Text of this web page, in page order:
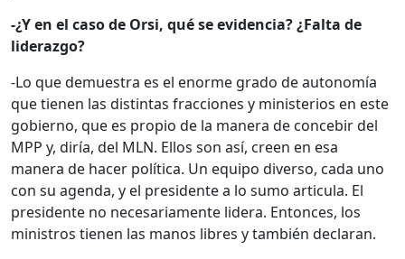
-¿Y en el caso de Orsi, qué se evidencia? ¿Falta de
liderazgo?
-Lo que demuestra es el enorme grado de autonomía
que tienen las distintas fracciones y ministerios en este
gobierno, que es propio de la manera de concebir del
MPP y, diría, del MLN. Ellos son así, creen en esa
manera de hacer política. Un equipo diverso, cada uno
con su agenda, y el presidente a lo sumo articula. El
presidente no necesariamente lidera. Entonces, los
ministros tienen las manos libres y también declaran.